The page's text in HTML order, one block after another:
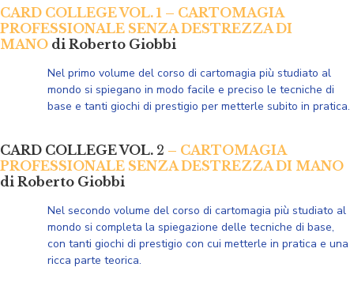
CARD COLLEGE VOL. 1 – CARTOMAGIA
PROFESSIONALE SENZA DESTREZZA DI
MANO di Roberto Giobbi
Nel primo volume del corso di cartomagia più studiato al
mondo si spiegano in modo facile e preciso le tecniche di
base e tanti giochi di prestigio per metterle subito in pratica.
CARD COLLEGE VOL. 2 – CARTOMAGIA
PROFESSIONALE SENZA DESTREZZA DI MANO
di Roberto Giobbi
Nel secondo volume del corso di cartomagia più studiato al
mondo si completa la spiegazione delle tecniche di base,
con tanti giochi di prestigio con cui metterle in pratica e una
ricca parte teorica.